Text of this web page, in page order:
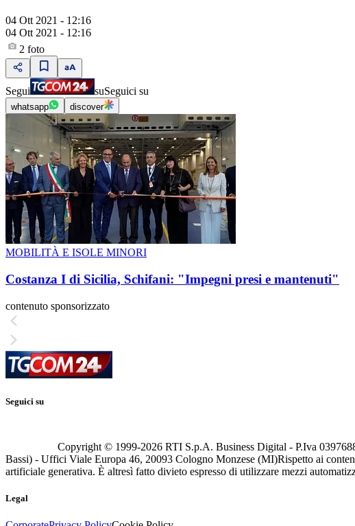
04 Ott 2021 - 12:16
04 Ott 2021 - 12:16
2 foto
Segui suSeguici su
whatsapp discover
MOBILITÀ E ISOLE MINORI
Costanza I di Sicilia, Schifani: "Impegni presi e mantenuti"
contenuto sponsorizzato
Seguici su
Copyright © 1999-2026 RTI S.p.A. Business Digital - P.Iva
Bassi) - Uffici Viale Europa 46, 20093 Cologno Monzese (MI)Rispetto ai
artificiale generativa. È altresì fatto divieto espresso di utilizzare mezzi
Legal